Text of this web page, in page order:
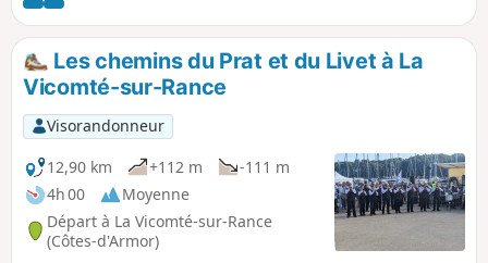
Coëtquen étaient des seigneurs qui se sont fondus dans
une branche de la famille de Dinan.
Les chemins du Prat et du Livet à La
Vicomté-sur-Rance
Visorandonneur
12,90 km
+112 m
-111 m
4h 00
Moyenne
Départ à La Vicomté-sur-Rance
(Côtes-d'Armor)